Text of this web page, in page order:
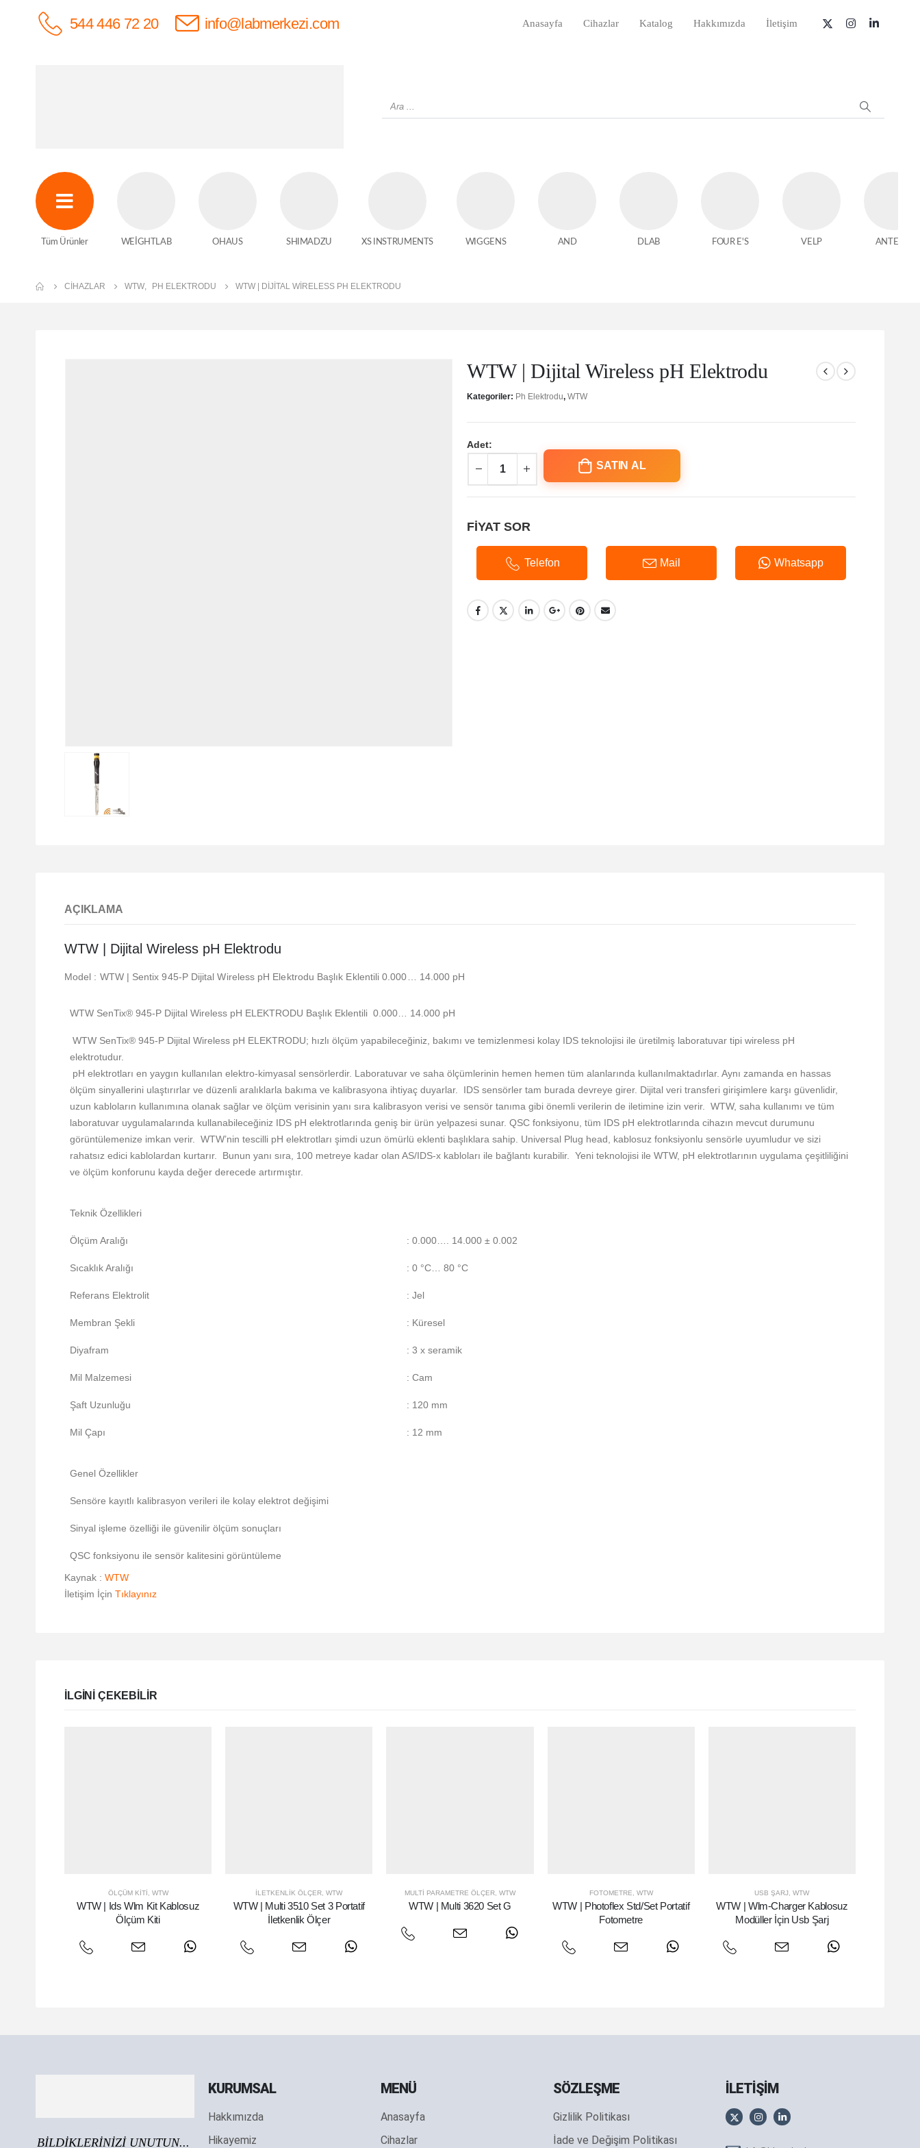
info@labmerkezi.com
544 446 72 20 Anasayfa Cihazlar Katalog Hakkımızda İletişim
Tüm Ürünler WEİGHTLAB OHAUS SHIMADZU XS INSTRUMENTS WIGGENS AND DLAB FOUR E'S VELP ANTECH
CIHAZLAR WTW PH ELEKTRODU WTW | DIJITAL WIRELESS PH ELEKTRODU
WTW | Dijital Wireless pH Elektrodu
Kategoriler: Ph Elektrodu, WTW
Adet:
SATIN AL
FİYAT SOR
Telefon Mail Whatsapp
AÇIKLAMA
WTW | Dijital Wireless pH Elektrodu
Model : WTW | Sentix 945-P Dijital Wireless pH Elektrodu Başlık Eklentili 0.000… 14.000 pH
WTW SenTix® 945-P Dijital Wireless pH ELEKTRODU Başlık Eklentili 0.000… 14.000 pH
WTW SenTix® 945-P Dijital Wireless pH ELEKTRODU; hızlı ölçüm yapabileceğiniz, bakımı ve temizlenmesi kolay IDS teknolojisi ile üretilmiş laboratuvar tipi wireless pH
elektrotudur.
pH elektrotları en yaygın kullanılan elektro-kimyasal sensörlerdir. Laboratuvar ve saha ölçümlerinin hemen hemen tüm alanlarında kullanılmaktadırlar. Aynı zamanda en hassas
ölçüm sinyallerini ulaştırırlar ve düzenli aralıklarla bakıma ve kalibrasyona ihtiyaç duyarlar. IDS sensörler tam burada devreye girer. Dijital veri transferi girişimlere karşı güvenlidir,
uzun kabloların kullanımına olanak sağlar ve ölçüm verisinin yanı sıra kalibrasyon verisi ve sensör tanıma gibi önemli verilerin de iletimine izin verir. WTW, saha kullanımı ve tüm
laboratuvar uygulamalarında kullanabileceğiniz IDS pH elektrotlarında geniş bir ürün yelpazesi sunar. QSC fonksiyonu, tüm IDS pH elektrotlarında cihazın mevcut durumunu
görüntülemenize imkan verir. WTW’nin tescilli pH elektrotları şimdi uzun ömürlü eklenti başlıklara sahip. Universal Plug head, kablosuz fonksiyonlu sensörle uyumludur ve sizi
rahatsız edici kablolardan kurtarır. Bunun yanı sıra, 100 metreye kadar olan AS/IDS-x kabloları ile bağlantı kurabilir. Yeni teknolojisi ile WTW, pH elektrotlarının uygulama çeşitliliğini
ve ölçüm konforunu kayda değer derecede artırmıştır.
Teknik Özellikleri
Ölçüm Aralığı : 0.000…. 14.000 ± 0.002
Sıcaklık Aralığı : 0 °C… 80 °C
Referans Elektrolit : Jel
Membran Şekli : Küresel
Diyafram : 3 x seramik
Mil Malzemesi : Cam
Şaft Uzunluğu : 120 mm
Mil Çapı : 12 mm
Genel Özellikler
Sensöre kayıtlı kalibrasyon verileri ile kolay elektrot değişimi
Sinyal işleme özelliği ile güvenilir ölçüm sonuçları
QSC fonksiyonu ile sensör kalitesini görüntüleme
Kaynak : WTW
İletişim İçin Tıklayınız
ILGINI ÇEKEBILIR
ÖLÇÜM KITI, WTW
WTW | Ids Wlm Kit Kablosuz
Ölçüm Kiti
İLETKENLIK ÖLÇER,WTW
WTW | Multi 3510 Set 3 Portatif
İletkenlik Ölçer
MULTI PARAMETRE ÖLÇER, WTW
WTW | Multi 3620 Set G
FOTOMETRE, WTW
WTW | Photoflex Std/Set Portatif
Fotometre
USB ŞARJ,WTW
WTW | Wlm-Charger Kablosuz
Modüller İçin Usb Şarj
BİLDİKLERİNİZİ UNUTUN...
KURUMSAL
Hakkımızda
Hikayemiz
MENÜ
Anasayfa
Cihazlar
SÖZLEŞME
Gizlilik Politikası
İade ve Değişim Politikası
İLETİŞİM